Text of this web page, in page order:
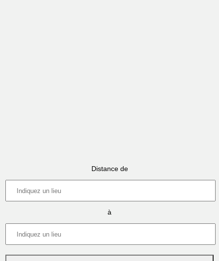
Distance de
à